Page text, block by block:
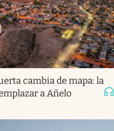
cambia de mapa: la
a Añelo